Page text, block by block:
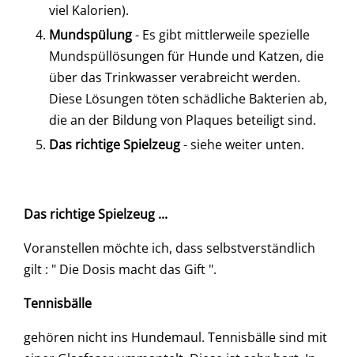
viel Kalorien).
Mundspülung- Es gibt mittlerweile spezielle
Mundspüllösungen für Hunde und Katzen, die
über das Trinkwasser verabreicht werden.
Diese Lösungen töten schädliche Bakterien ab,
die an der Bildung von Plaques beteiligt sind.
Das richtige Spielzeug- siehe weiter unten.
Das richtige Spielzeug ...
Voranstellen möchte ich, dass selbstverständlich
gilt : " Die Dosis macht das Gift ".
Tennisbälle
gehören nicht ins Hundemaul. Tennisbälle sind mit